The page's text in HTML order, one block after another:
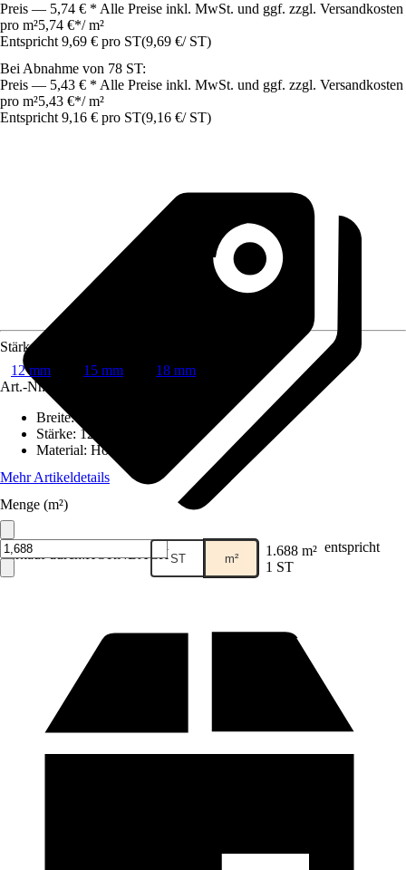
Preis — 5,74 € * Alle Preise inkl. MwSt. und ggf. zzgl. Versandkosten
pro m²5,74 €*/ m²
Entspricht 9,69 € pro ST(9,69 €/ ST)
Bei Abnahme von 78 ST:
Preis — 5,43 € * Alle Preise inkl. MwSt. und ggf. zzgl. Versandkosten
pro m²5,43 €*/ m²
Entspricht 9,16 € pro ST(9,16 €/ ST)
Verkauf durch:HORNBACH
Stärke
12 mm
15 mm
18 mm
Art.-Nr.
Breite:
Stärke: 12 mm
Material: Holzwerkstoff
Mehr Artikeldetails
Menge (m²)
ST m² 1.688 m² entspricht
1 ST